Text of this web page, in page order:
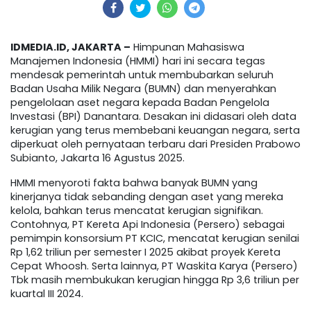
IDMEDIA.ID, JAKARTA – Himpunan Mahasiswa
Manajemen Indonesia (HMMI) hari ini secara tegas
mendesak pemerintah untuk membubarkan seluruh
Badan Usaha Milik Negara (BUMN) dan menyerahkan
pengelolaan aset negara kepada Badan Pengelola
Investasi (BPI) Danantara. Desakan ini didasari oleh data
kerugian yang terus membebani keuangan negara, serta
diperkuat oleh pernyataan terbaru dari Presiden Prabowo
Subianto, Jakarta 16 Agustus 2025.
HMMI menyoroti fakta bahwa banyak BUMN yang
kinerjanya tidak sebanding dengan aset yang mereka
kelola, bahkan terus mencatat kerugian signifikan.
Contohnya, PT Kereta Api Indonesia (Persero) sebagai
pemimpin konsorsium PT KCIC, mencatat kerugian senilai
Rp 1,62 triliun per semester I 2025 akibat proyek Kereta
Cepat Whoosh. Serta lainnya, PT Waskita Karya (Persero)
Tbk masih membukukan kerugian hingga Rp 3,6 triliun per
kuartal III 2024.